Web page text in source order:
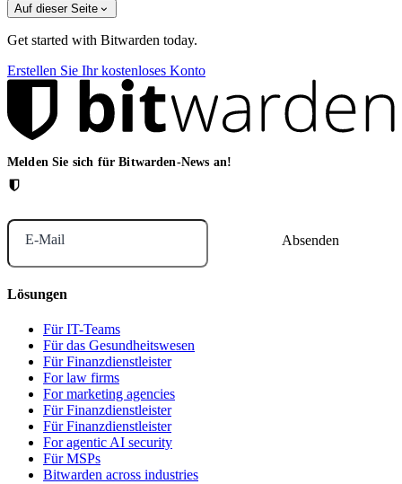
Auf dieser Seite
Get started with Bitwarden today.
Erstellen Sie Ihr kostenloses Konto
Melden Sie sich für Bitwarden-News an!
E-Mail
Lösungen
Für IT-Teams
Für das Gesundheitswesen
Für Finanzdienstleister
For law firms
For marketing agencies
Für Finanzdienstleister
Für Finanzdienstleister
For agentic AI security
Für MSPs
Bitwarden across industries